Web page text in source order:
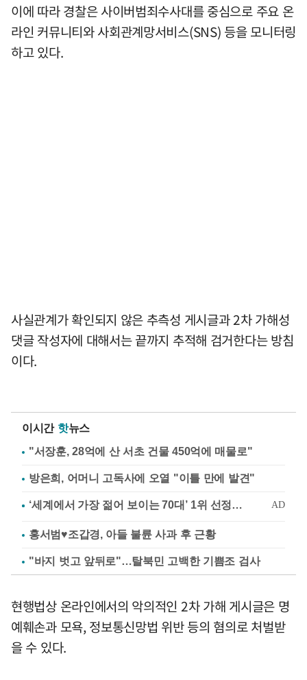
이에 따라 경찰은 사이버범죄수사대를 중심으로 주요 온
라인 커뮤니티와 사회관계망서비스(SNS) 등을 모니터링
하고 있다.
사실관계가 확인되지 않은 추측성 게시글과 2차 가해성
댓글 작성자에 대해서는 끝까지 추적해 검거한다는 방침
이다.
이시간 핫뉴스
"서장훈, 28억에 산 서초 건물 450억에 매물로"
방은희, 어머니 고독사에 오열 "이틀 만에 발견"
홍서범♥조갑경, 아들 불륜 사과 후 근황
"바지 벗고 앞뒤로"…탈북민 고백한 기쁨조 검사
현행법상 온라인에서의 악의적인 2차 가해 게시글은 명
예훼손과 모욕, 정보통신망법 위반 등의 혐의로 처벌받
을 수 있다.